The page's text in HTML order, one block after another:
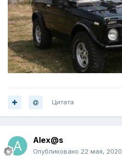
Цитата
Alex@s
Опубликовано 22 мая, 2020